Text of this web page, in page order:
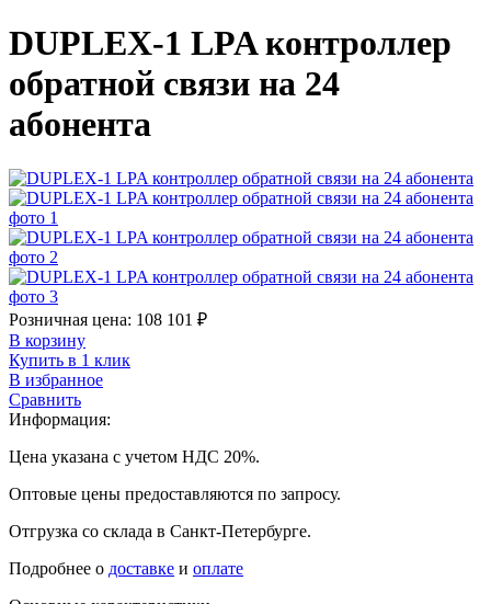
DUPLEX-1 LPA контроллер
обратной связи на 24
абонента
Розничная цена: 108 101 ₽
В корзину
Купить в 1 клик
В избранное
Сравнить
Информация:
Цена указана с учетом НДС 20%.
Оптовые цены предоставляются по запросу.
Отгрузка со склада в Санкт-Петербурге.
Подробнее о доставке и оплате